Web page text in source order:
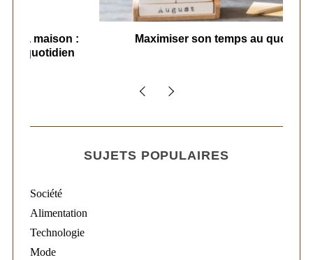
Maximiser son temps au quotidien
SUJETS POPULAIRES
Société
Alimentation
Technologie
Mode